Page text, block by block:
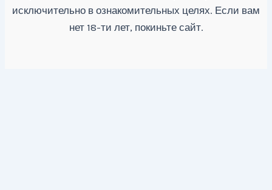
исключительно в ознакомительных целях. Если вам
нет 18-ти лет, покиньте сайт.